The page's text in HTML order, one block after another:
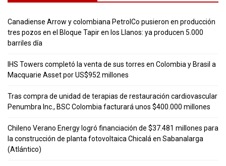
Canadiense Arrow y colombiana PetrolCo pusieron en producción
tres pozos en el Bloque Tapir en los Llanos: ya producen 5.000
barriles día
IHS Towers completó la venta de sus torres en Colombia y Brasil a
Macquarie Asset por US$952 millones
Tras compra de unidad de terapias de restauración cardiovascular
Penumbra Inc., BSC Colombia facturará unos $400.000 millones
Chileno Verano Energy logró financiación de $37.481 millones para
la construcción de planta fotovoltaica Chicalá en Sabanalarga
(Atlántico)